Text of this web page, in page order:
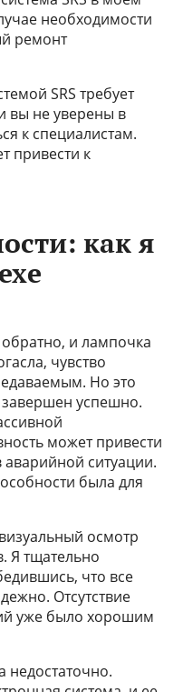
необходимости
ремонт
SRS требует
вы не уверены в
к специалистам.
привести к
как я
обратно, и лампочка
чувство
Но это
успешно.
может привести
ситуации.
была для
осмотр
Я тщательно
что все
Отсутствие
уже было хорошим
недостаточно.